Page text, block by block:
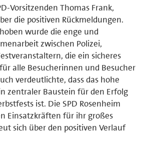
Vorsitzenden Thomas Frank,
die positiven Rückmeldungen.
wurde die enge und
zwischen Polizei,
die ein sicheres
alle Besucherinnen und Besucher
verdeutlichte, dass das hohe
zentraler Baustein für den Erfolg
ist. Die SPD Rosenheim
Einsatzkräften für ihr großes
sich über den positiven Verlauf